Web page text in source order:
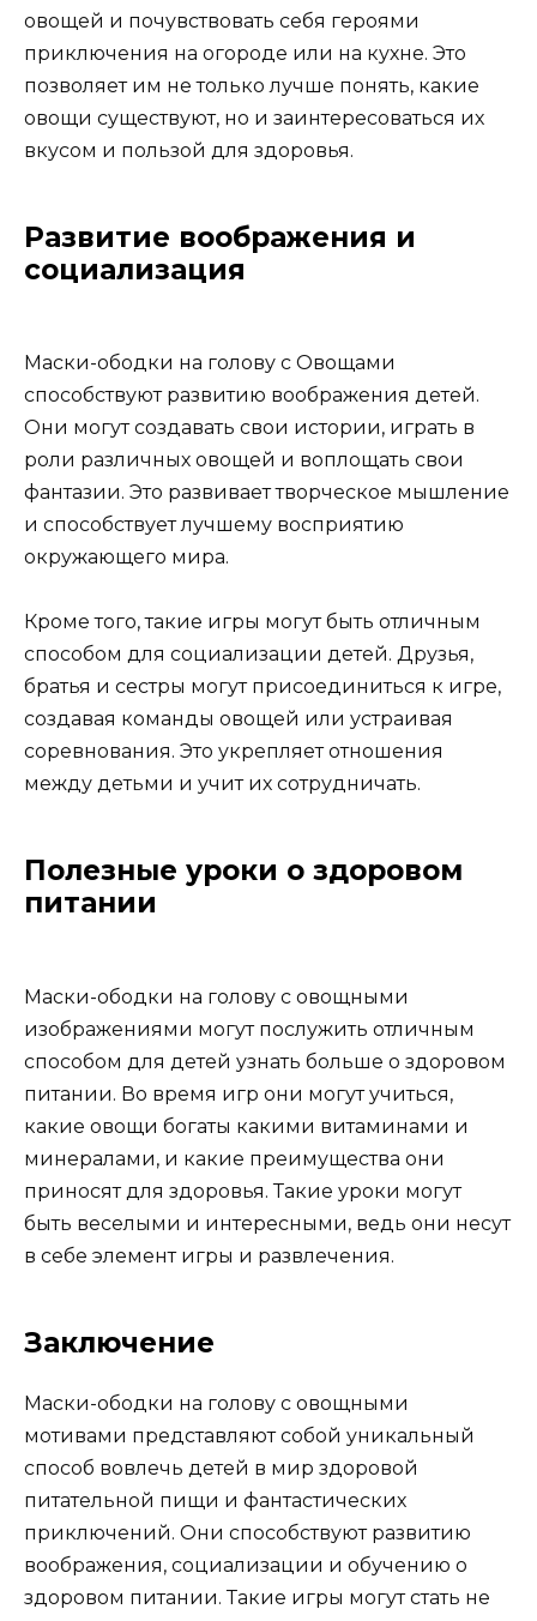
овощей и почувствовать себя героями
приключения на огороде или на кухне. Это
позволяет им не только лучше понять, какие
овощи существуют, но и заинтересоваться их
вкусом и пользой для здоровья.
Развитие воображения и
социализация
Маски-ободки на голову с Овощами
способствуют развитию воображения детей.
Они могут создавать свои истории, играть в
роли различных овощей и воплощать свои
фантазии. Это развивает творческое мышление
и способствует лучшему восприятию
окружающего мира.
Кроме того, такие игры могут быть отличным
способом для социализации детей. Друзья,
братья и сестры могут присоединиться к игре,
создавая команды овощей или устраивая
соревнования. Это укрепляет отношения
между детьми и учит их сотрудничать.
Полезные уроки о здоровом
питании
Маски-ободки на голову с овощными
изображениями могут послужить отличным
способом для детей узнать больше о здоровом
питании. Во время игр они могут учиться,
какие овощи богаты какими витаминами и
минералами, и какие преимущества они
приносят для здоровья. Такие уроки могут
быть веселыми и интересными, ведь они несут
в себе элемент игры и развлечения.
Заключение
Маски-ободки на голову с овощными
мотивами представляют собой уникальный
способ вовлечь детей в мир здоровой
питательной пищи и фантастических
приключений. Они способствуют развитию
воображения, социализации и обучению о
здоровом питании. Такие игры могут стать не